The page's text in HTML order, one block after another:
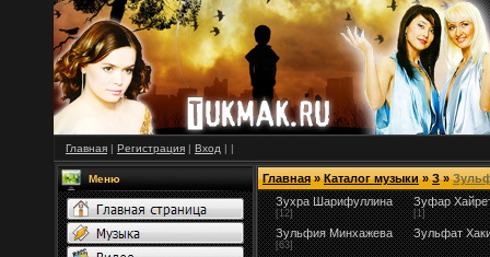
Главная | Регистрация | Вход | |
Меню Главная»Каталог музыки»З»
Зухра Шарифуллина
[12]
Зуфар
[1]
Зульфия Минхажева
[63]
Зульфат